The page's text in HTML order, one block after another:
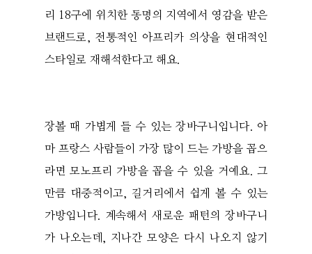
리 18구에 위치한 동명의 지역에서 영감을 받은
브랜드로, 전통적인 아프리카 의상을 현대적인
스타일로 재해석한다고 해요.
장볼 때 가볍게 들 수 있는 장바구니입니다. 아
마 프랑스 사람들이 가장 많이 드는 가방을 꼽으
라면 모노프리 가방을 꼽을 수 있을 거예요. 그
만큼 대중적이고, 길거리에서 쉽게 볼 수 있는
가방입니다. 계속해서 새로운 패턴의 장바구니
가 나오는데, 지나간 모양은 다시 나오지 않기